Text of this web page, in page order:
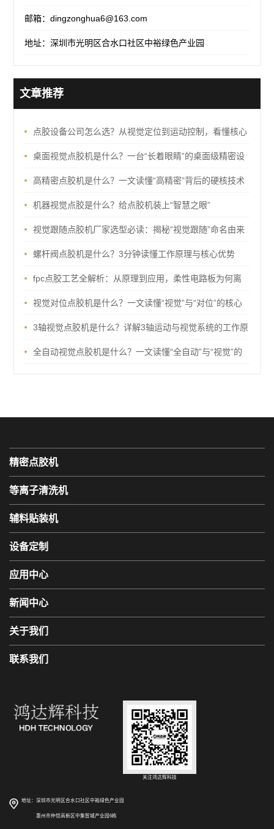
邮箱：dingzonghua6@163.com
地址：深圳市光明区合水口社区中裕绿色产业园
文章推荐
点胶设备公司怎么选？从视觉定位到运动控制，看懂核心
技术才不踩坑
桌面视觉点胶机是什么？一台“长着眼睛”的桌面级精密设
备 高精密点胶机是什么？一文读懂“高精密”背后的硬核技术
机器视觉点胶是什么？给点胶机装上“智慧之眼”
视觉跟随点胶机厂家选型必读：揭秘“视觉跟随”命名由来
与核心选厂指标
螺杆阀点胶机是什么？3分钟读懂工作原理与核心优势
fpc点胶工艺全解析：从原理到应用，柔性电路板为何离
不开点胶？
视觉对位点胶机是什么？一文读懂“视觉”与“对位”的核心
逻辑3轴视觉点胶机是什么？详解3轴运动与视觉系统的工作原
理及优势
全自动视觉点胶机是什么？一文读懂“全自动”与“视觉”的
精密点胶机
等离子清洗机
辅料贴装机
设备定制
应用中心
新闻中心
关于我们
联系我们
关注鸿达辉科技
地址：深圳市光明区合水口社区中裕绿色产业园
惠州市仲恺高新区中集智城产业园6栋